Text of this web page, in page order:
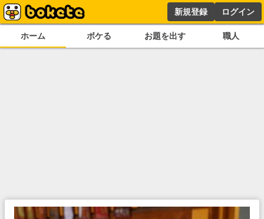
新規登録 ログイン
ホーム ボケる お題を出す 職人